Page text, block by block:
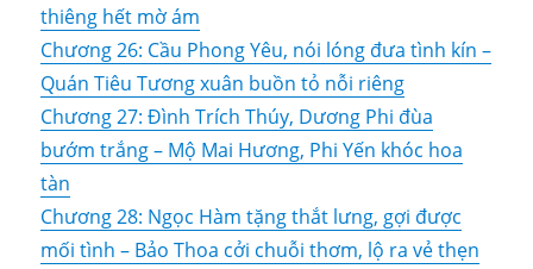
thiêng hết mờ ám
Chương 26: Cầu Phong Yêu, nói lóng đưa tình kín –
Quán Tiêu Tương xuân buồn tỏ nỗi riêng
Chương 27: Đình Trích Thúy, Dương Phi đùa
bướm trắng – Mộ Mai Hương, Phi Yến khóc hoa
tàn
Chương 28: Ngọc Hàm tặng thắt lưng, gợi được
mối tình – Bảo Thoa cởi chuỗi thơm, lộ ra vẻ thẹn